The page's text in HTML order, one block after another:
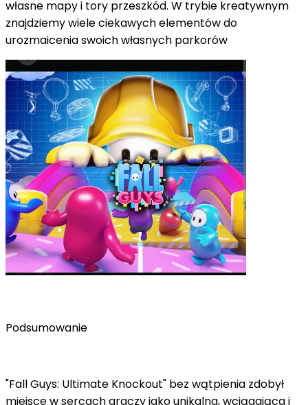
własne mapy i tory przeszkód. W trybie kreatywnym
znajdziemy wiele ciekawych elementów do
urozmaicenia swoich własnych parkorów
Podsumowanie
"Fall Guys: Ultimate Knockout" bez wątpienia zdobył
miejsce w sercach graczy jako unikalna, wciągająca i